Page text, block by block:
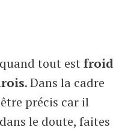
tout est froid
. Dans la cadre
précis car il
le doute, faites